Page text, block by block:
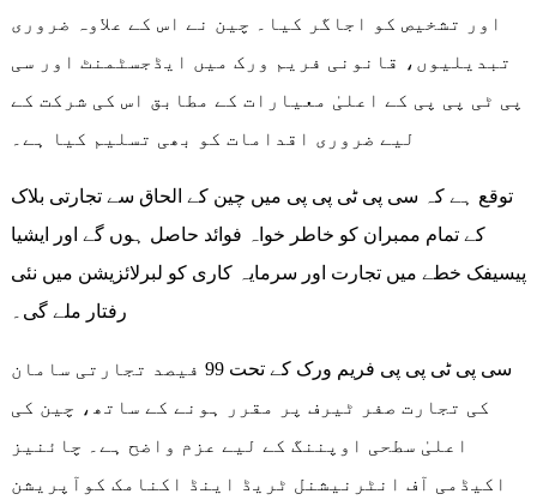
اور تشخیص کو اجاگر کیا۔ چین نے اس کے علاوہ ضروری
تبدیلیوں، قانونی فریم ورک میں ایڈجسٹمنٹ اور سی
پی ٹی پی پی کے اعلیٰ معیارات کے مطابق اس کی شرکت کے
لیے ضروری اقدامات کو بھی تسلیم کیا ہے۔
توقع ہے کہ سی پی ٹی پی پی میں چین کے الحاق سے تجارتی بلاک
کے تمام ممبران کو خاطر خواہ فوائد حاصل ہوں گے اور ایشیا
پیسیفک خطے میں تجارت اور سرمایہ کاری کو لبرلائزیشن میں نئی
رفتار ملے گی۔
سی پی ٹی پی پی فریم ورک کے تحت 99 فیصد تجارتی سامان
کی تجارت صفر ٹیرف پر مقرر ہونے کے ساتھ، چین کی
اعلیٰ سطحی اوپننگ کے لیے عزم واضح ہے۔ چائنیز
اکیڈمی آف انٹرنیشنل ٹریڈ اینڈ اکنامک کوآپریشن